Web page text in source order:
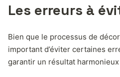
Les erreurs à
Bien que le processus de
important d’éviter certaines
garantir un résultat harmonieux